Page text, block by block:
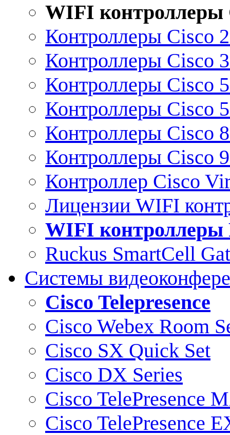
WIFI контроллеры
Контроллеры Cisco
Контроллеры Cisco
Контроллеры Cisco
Контроллеры Cisco
Контроллеры Cisco
Контроллеры Cisco
Контроллер Cisco
Лицензии WIFI
WIFI контроллеры
Ruckus SmartCell
Системы
Cisco Telepresence
Cisco Webex Room
Cisco SX Quick Set
Cisco DX Series
Cisco TelePresence
Cisco TelePresence